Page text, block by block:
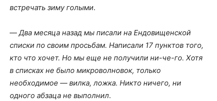
встречать зиму голыми.
— Два месяца назад мы писали на Ендовищенской
списки по своим просьбам. Написали 17 пунктов того,
кто что хочет. Но мы еще не получили ни-че-го. Хотя
в списках не было микроволновок, только
необходимое — вилка, ложка. Никто ничего, ни
одного абзаца не выполнил.